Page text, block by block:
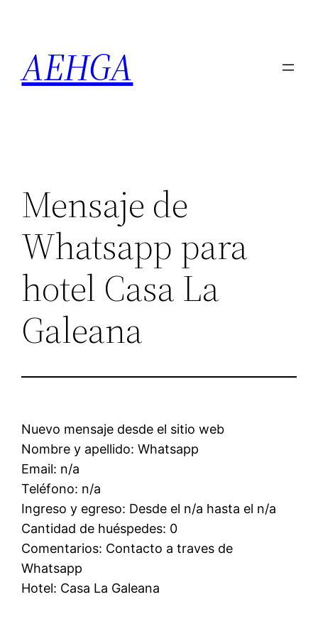
contenido
AEHGA
Mensaje de
Whatsapp para
hotel Casa La
Galeana
Nuevo mensaje desde el sitio web
Nombre y apellido: Whatsapp
Email: n/a
Teléfono: n/a
Ingreso y egreso: Desde el n/a hasta el n/a
Cantidad de huéspedes: 0
Comentarios: Contacto a traves de
Whatsapp
Hotel: Casa La Galeana